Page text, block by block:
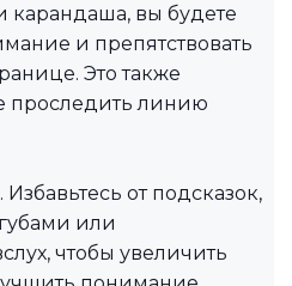
вы будете
и препятствовать
Это также
проследить линию
Избавьтесь от подсказок,
или
чтобы увеличить